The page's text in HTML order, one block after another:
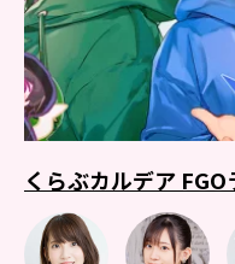
くらぶカルデア